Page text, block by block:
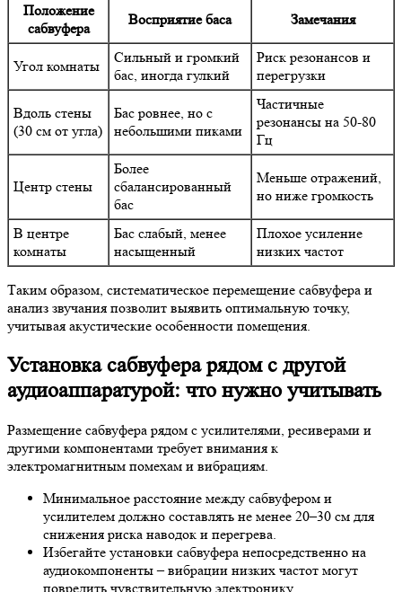
Положение
сабвуфера
Восприятие баса Замечания
Угол комнаты
Сильный и громкий
бас, иногда гулкий
Риск резонансов и
перегрузки
Вдоль стены
(30 см от угла)
Бас ровнее, но с
небольшими пиками
Частичные
резонансы на 50-80
Гц
Центр стены
Более
сбалансированный
бас
Меньше отражений,
но ниже громкость
В центре
комнаты
Бас слабый, менее
насыщенный
Плохое усиление
низких частот
Таким образом, систематическое перемещение сабвуфера и
анализ звучания позволит выявить оптимальную точку,
учитывая акустические особенности помещения.
Установка сабвуфера рядом с другой
аудиоаппаратурой: что нужно учитывать
Размещение сабвуфера рядом с усилителями, ресиверами и
другими компонентами требует внимания к
электромагнитным помехам и вибрациям.
Минимальное расстояние между сабвуфером и
усилителем должно составлять не менее 20–30 см для
снижения риска наводок и перегрева.
Избегайте установки сабвуфера непосредственно на
аудиокомпоненты – вибрации низких частот могут
повредить чувствительную электронику.